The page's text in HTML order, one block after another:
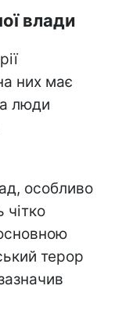
влади
них має
люди
особливо
чітко
терор